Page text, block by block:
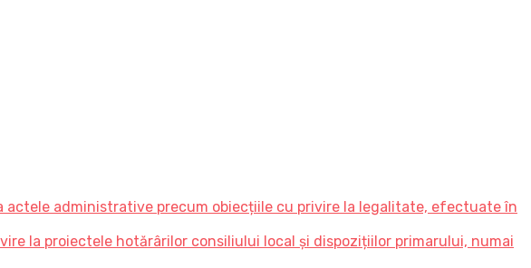
administrative precum obiecțiile cu privire la legalitate, efectuate în
la proiectele hotărârilor consiliului local și dispozițiilor primarului, numai